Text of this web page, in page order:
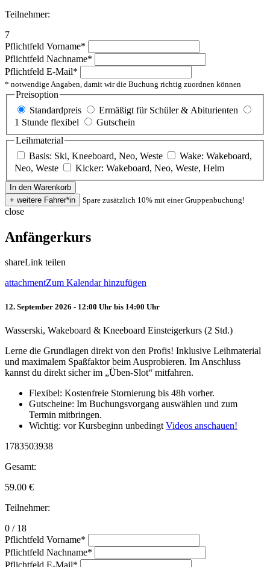
Teilnehmer:
7
Pflichtfeld Vorname*
Pflichtfeld Nachname*
Pflichtfeld E-Mail*
* notwendige Angaben, damit wir die Buchung richtig zuordnen können
Preisoption
Standardpreis
Ermäßigt für Schüler & Abiturienten
1 Stunde flexibel
Gutschein
Leihmaterial
Basis: Ski, Kneeboard, Neo, Weste
Wake: Wakeboard,
Neo, Weste
Kicker: Wakeboard, Neo, Weste, Helm
Spare zusätzlich 10% mit einer Gruppenbuchung!
close
Anfängerkurs
shareLink teilen
attachmentZum Kalendar hinzufügen
12. September 2026 - 12:00 Uhr bis 14:00 Uhr
Wasserski, Wakeboard & Kneeboard Einsteigerkurs (2 Std.)
Lerne die Grundlagen direkt von den Profis! Inklusive Leihmaterial
und maximalem Spaßfaktor beim Ausprobieren. Im Anschluss
kannst du direkt sicher im „Üben-Slot“ mitfahren.
Flexibel: Kostenfreie Stornierung bis 48h vorher.
Gutscheine: Im Buchungsvorgang auswählen und zum
Termin mitbringen.
Wichtig: vor Kursbeginn unbedingt Videos anschauen!
1783503938
Gesamt:
59.00 €
Teilnehmer:
0 / 18
Pflichtfeld Vorname*
Pflichtfeld Nachname*
Pflichtfeld E-Mail*